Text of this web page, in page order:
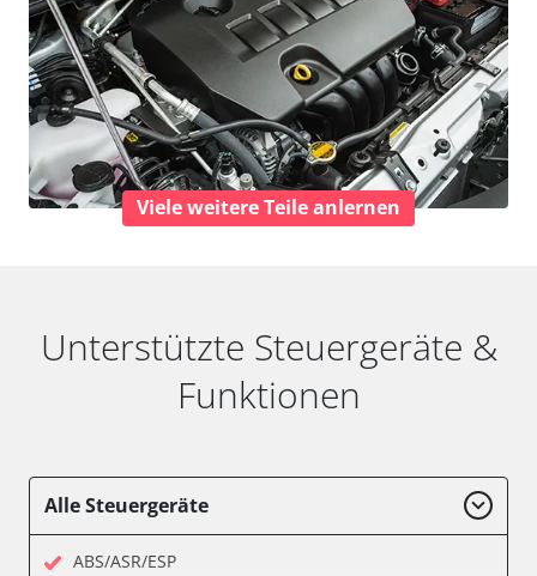
Viele weitere Teile anlernen
Unterstützte Steuergeräte &
Funktionen
Alle Steuergeräte
ABS/ASR/ESP